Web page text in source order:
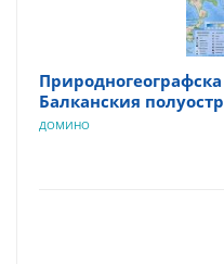
Балканския
ДОМИНО